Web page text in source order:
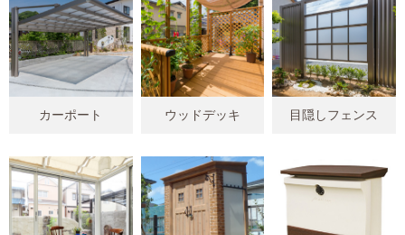
カーポート ウッドデッキ 目隠しフェンス